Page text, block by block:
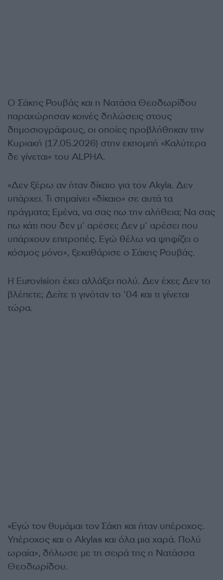
Ο Σάκης Ρουβάς και η Νατάσα Θεοδωρίδου
παραχώρησαν κοινές δηλώσεις στους
δημοσιογράφους, οι οποίες προβλήθηκαν την
Κυριακή (17.05.2026) στην εκπομπή «Καλύτερα
δε γίνεται» του ALPHA.
«Δεν ξέρω αν ήταν δίκαιο για τον Akyla. Δεν
υπάρχει. Τι σημαίνει «δίκαιο» σε αυτά τα
πράγματα; Εμένα, να σας πω την αλήθεια; Να σας
πω κάτι που δεν μ’ αρέσει; Δεν μ’ αρέσει που
υπάρχουν επιτροπές. Εγώ θέλω να ψηφίζει ο
κόσμος μόνο», ξεκαθάρισε ο Σάκης Ρουβάς.
Η Eurovision έχει αλλάξει πολύ. Δεν έχει; Δεν το
βλέπετε; Δείτε τι γινόταν το ’04 και τι γίνεται
τώρα.
«Εγώ τον θυμάμαι τον Σάκη και ήταν υπέροχος.
Υπέροχος και ο Akylas και όλα μια χαρά. Πολύ
ωραία», δήλωσε με τη σειρά της η Νατάσσα
Θεοδωρίδου.